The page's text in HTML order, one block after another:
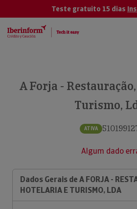
Teste gratuito 15 dias
A Forja -
Turismo,
ATIVA
Algum dado
Dados Gerais de A FORJA -
HOTELARIA E TURISMO, LDA